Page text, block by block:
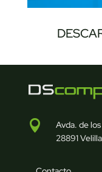

Avda. de
28891